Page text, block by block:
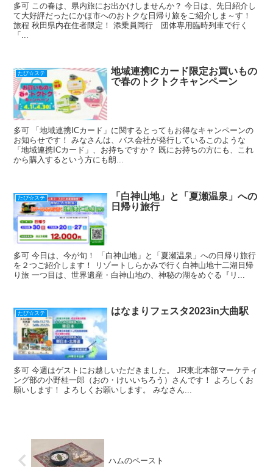
多可 この春は、県内旅にお出かけしませんか？ 今日は、先日紹介し
て大好評だったにかほ市へのおトクな日帰り旅をご紹介しま～す！
旅程 秋田県内在住者限定！ 添乗員同行 団体専用臨時列車で行く
「...
たび☆ステ
地域連携ICカード限定お買いもの
で春のトクトクキャンペーン
多可 「地域連携ICカード」に関するとってもお得なキャンペーンの
お知らせです！ みなさんは、バス会社が発行しているこのような
「地域連携ICカード」、お持ちですか？ 既にお持ちの方にも、これ
から購入するという方にも朗...
たび☆ステ
「白神山地」と「夏瀬温泉」への
日帰り旅行
多可 今日は、今が旬！ 「白神山地」と「夏瀬温泉」への日帰り旅行
を２つご紹介します！ リゾートしらかみで行く白神山地十二湖日帰
り旅 一つ目は、世界遺産・白神山地の、神秘の湖をめぐる『リ...
たび☆ステ はなまりフェスタ2023in大曲駅
多可 今週はゲストにお越しいただきました。 JR東北本部マーケティ
ング部の小野桂一郎（おの・けいいちろう）さんです！ よろしくお
願いします！ よろしくお願いします。 みなさん...
ハムのペースト